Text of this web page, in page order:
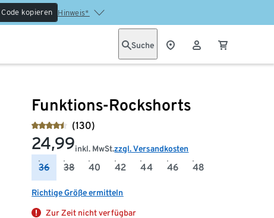
Code kopieren Hinweis*
Suche
Funktions-Rockshorts
(130)
24,99inkl. MwSt.zzgl. Versandkosten
36 38 40 42 44 46 48
Richtige Größe ermitteln
Zur Zeit nicht verfügbar